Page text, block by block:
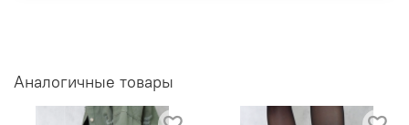
Аналогичные товары